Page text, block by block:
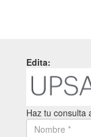
Edita:
Haz tu consulta